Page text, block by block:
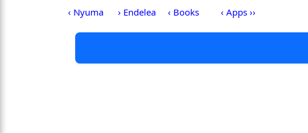
‹ Nyuma › Endelea ‹ Books ‹ Apps ››